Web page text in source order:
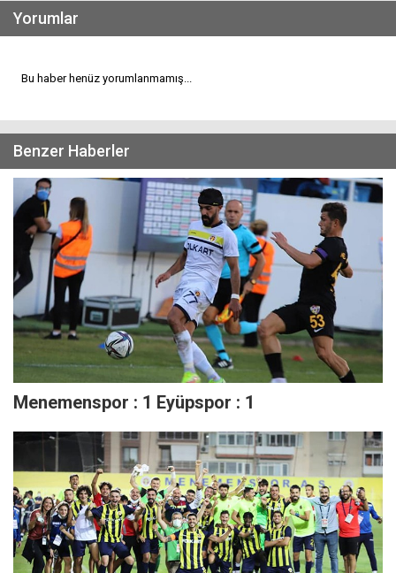
Yorumlar
Bu haber henüz yorumlanmamış...
Benzer Haberler
Menemenspor : 1 Eyüpspor : 1